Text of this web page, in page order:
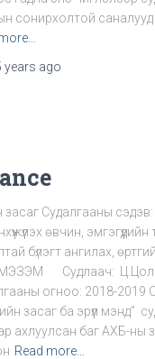
сонирхолтой саналууд
years ago
засаг Судалгааны
өвчин,
бүлэгт ангилах,
МЭЗЭМ Судлаач:
огноо: 2018-2019
засаг ба эрүүл мэнд”
ахлуулсан баг АХБ-ны
Read more…